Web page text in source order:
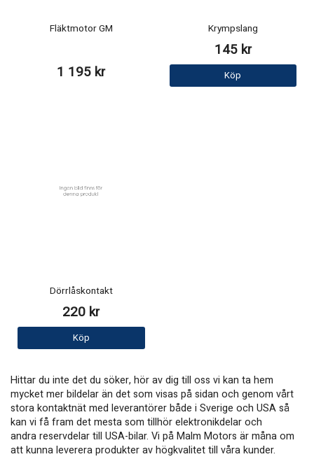
Fläktmotor GM
1 195 kr
Krympslang
145 kr
Köp
Dörrlåskontakt
220 kr
Köp
Hittar du inte det du söker, hör av dig till oss vi kan ta hem
mycket mer bildelar än det som visas på sidan och genom vårt
stora kontaktnät med leverantörer både i Sverige och USA så
kan vi få fram det mesta som tillhör elektronikdelar och
andra reservdelar till USA-bilar. Vi på Malm Motors är måna om
att kunna leverera produkter av högkvalitet till våra kunder.